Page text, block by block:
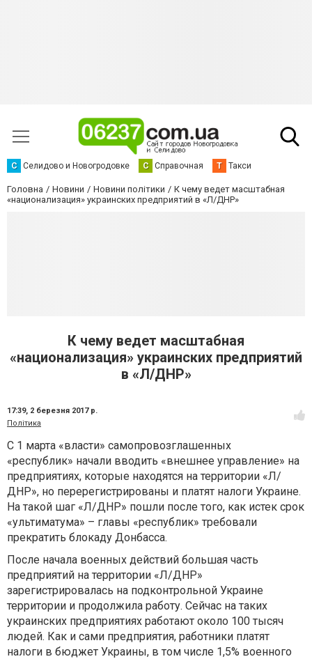
С Селидово и Новогродовке С Справочная Т Такси
Головна Новини Новини політики
К чему ведет масштабная
«национализация» украинских предприятий в «Л/ДНР»
К чему ведет масштабная
«национализация» украинских предприятий
в «Л/ДНР»
17:39, 2 березня 2017 р.
Політика
С 1 марта «власти» самопровозглашенных
«республик» начали вводить «внешнее управление» на
предприятиях, которые находятся на территории «Л/
ДНР», но перерегистрированы и платят налоги Украине.
На такой шаг «Л/ДНР» пошли после того, как истек срок
«ультиматума» – главы «республик» требовали
прекратить блокаду Донбасса.
После начала военных действий большая часть
предприятий на территории «Л/ДНР»
зарегистрировалась на подконтрольной Украине
территории и продолжила работу. Сейчас на таких
украинских предприятиях работают около 100 тысяч
людей. Как и сами предприятия, работники платят
налоги в бюджет Украины, в том числе 1,5% военного